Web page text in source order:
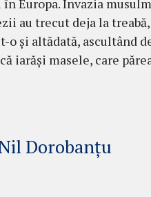
au trecut deja la treabă,
o şi altădată, as­cultând
iarăşi masele, care
Dorobanțu